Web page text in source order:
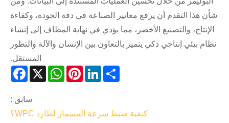
شأن هذا التقدم أن يرفع معايير الصناعة في دقة الجودة، وكفاءة
الإنتاج، والتصنيع الأخضر، مما يؤدي في نهاية المطاف إلى إنشاء
نظام بيئي إنتاجي ذكي يتميز بالتعاون بين الإنسان والآلة والتطور
المستقل.
X
WhatsAppPinterestLinkedInShare
سابق :
كيفية ضبط سرعة المسمار لطارد WPC؟